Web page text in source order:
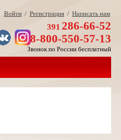
Войти/ Регистрация/ Написать нам
391 286-66-52
8-800-550-57-13
Звонок по России бесплатный